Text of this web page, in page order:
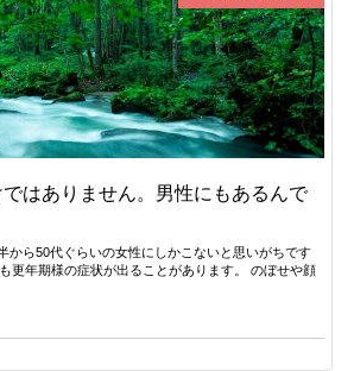
はありません。男性にもあるんで
から50代ぐらいの女性にしかこないと思いがちです
更年期様の症状が出ることがあります。 のぼせや顔